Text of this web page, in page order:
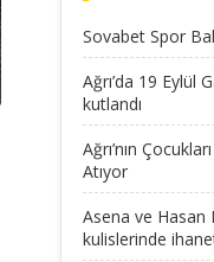
Sovabet Spor
Ağrı’da 19 Eylül
kutlandı
Ağrı’nın
Atıyor
Asena ve Hasan
kulislerinde